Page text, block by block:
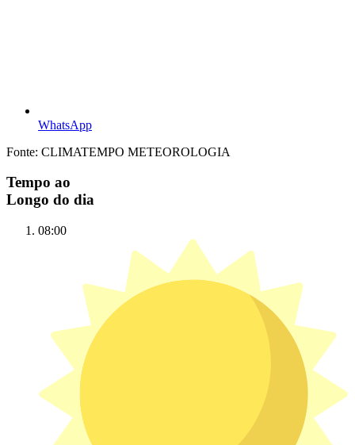
WhatsApp
Fonte: CLIMATEMPO METEOROLOGIA
Tempo ao
Longo do dia
08:00